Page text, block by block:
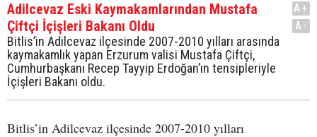
Adilcevaz Eski Kaymakamlarından Mustafa
Çiftçi İçişleri Bakanı Oldu
Bitlis’in Adilcevaz ilçesinde 2007-2010 yılları arasında
kaymakamlık yapan Erzurum valisi Mustafa Çiftçi,
Cumhurbaşkanı Recep Tayyip Erdoğan’ın tensipleriyle
İçişleri Bakanı oldu.
A+
A-
Bitlis’in Adilcevaz ilçesinde 2007-2010 yılları